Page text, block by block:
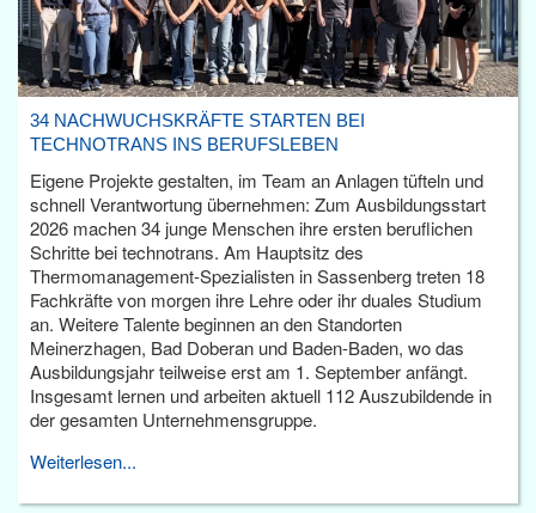
34 NACHWUCHSKRÄFTE STARTEN BEI
TECHNOTRANS INS BERUFSLEBEN
Eigene Projekte gestalten, im Team an Anlagen tüfteln und
schnell Verantwortung übernehmen: Zum Ausbildungsstart
2026 machen 34 junge Menschen ihre ersten beruflichen
Schritte bei technotrans. Am Hauptsitz des
Thermomanagement-Spezialisten in Sassenberg treten 18
Fachkräfte von morgen ihre Lehre oder ihr duales Studium
an. Weitere Talente beginnen an den Standorten
Meinerzhagen, Bad Doberan und Baden-Baden, wo das
Ausbildungsjahr teilweise erst am 1. September anfängt.
Insgesamt lernen und arbeiten aktuell 112 Auszubildende in
der gesamten Unternehmensgruppe.
Weiterlesen...